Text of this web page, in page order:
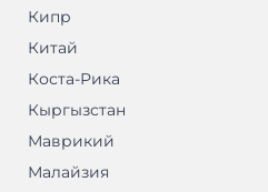
Кипр
Китай
Коста-Рика
Кыргызстан
Маврикий
Малайзия